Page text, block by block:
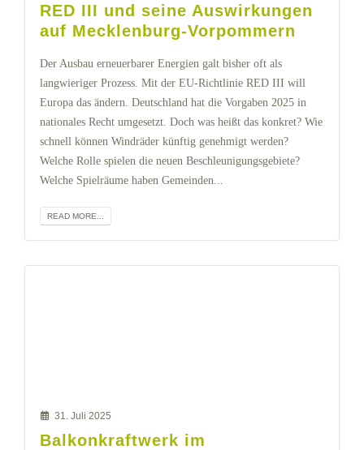
RED III und seine Auswirkungen
auf Mecklenburg-Vorpommern
Der Ausbau erneuerbarer Energien galt bisher oft als
langwieriger Prozess. Mit der EU-Richtlinie RED III will
Europa das ändern. Deutschland hat die Vorgaben 2025 in
nationales Recht umgesetzt. Doch was heißt das konkret? Wie
schnell können Windräder künftig genehmigt werden?
Welche Rolle spielen die neuen Beschleunigungsgebiete?
Welche Spielräume haben Gemeinden...
READ MORE...
31. Juli 2025
Balkonkraftwerk im